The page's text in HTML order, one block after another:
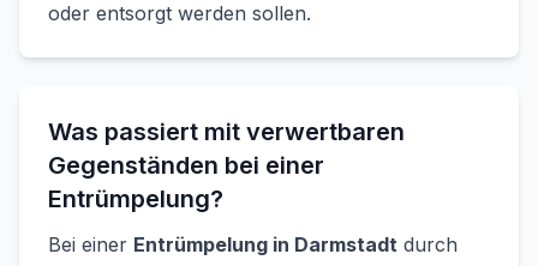
oder entsorgt werden sollen.
Was passiert mit verwertbaren
Gegenständen bei einer
Entrümpelung?
Bei einer Entrümpelung in Darmstadt durch